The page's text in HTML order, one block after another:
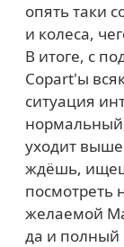
опять таки
и колеса,
В итоге, с
Copart'ы
ситуация
нормальный,
уходит
ждёшь,
посмотреть
желаемой
да и полный